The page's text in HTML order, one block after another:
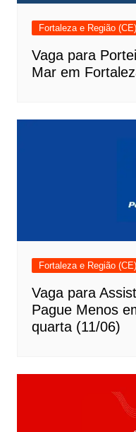
Fortaleza e Região (CE)
Vaga para
Mar em
Fortaleza e Região (CE)
Vaga para
Pague Menos
quarta (11/06)